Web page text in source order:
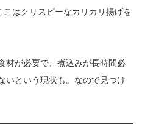
こはクリスピーなカリカリ揚げを
材が必要で、煮込みが長時間必
いという現状も。なので見つけ